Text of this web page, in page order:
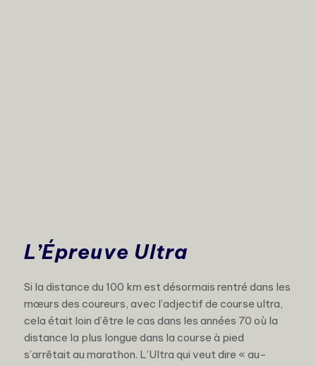
L’Épreuve Ultra
Si la distance du 100 km est désormais rentré dans les
mœurs des coureurs, avec l’adjectif de course ultra,
cela était loin d’être le cas dans les années 70 où la
distance la plus longue dans la course à pied
s’arrêtait au marathon. L’Ultra qui veut dire « au-